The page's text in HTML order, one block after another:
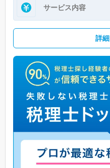
サービス内容
詳